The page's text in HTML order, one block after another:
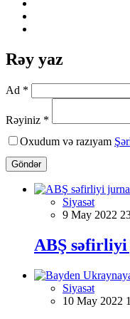
Rəy yaz
Ad *
Rəyiniz *
Oxudum və razıyam
Göndər
Siyasət
9 May 2022
ABŞ
Siyasət
10 May 2022